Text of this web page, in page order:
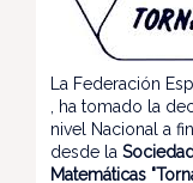
La Federación
, ha tomado la
nivel Nacional a
desde la
Matemáticas